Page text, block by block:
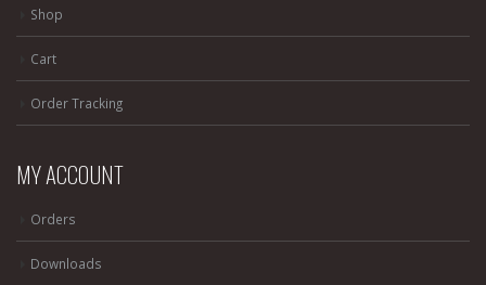
Shop
Cart
Order Tracking
MY ACCOUNT
Orders
Downloads